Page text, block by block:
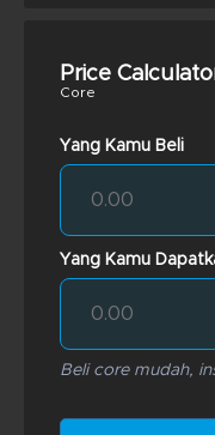
Price
Core
Yang Kamu Beli
Yang Kamu
Beli core mudah,